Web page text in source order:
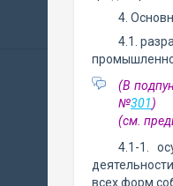
4.
4.1.
(В
№301)
(см.
4.1-1.
всех форм